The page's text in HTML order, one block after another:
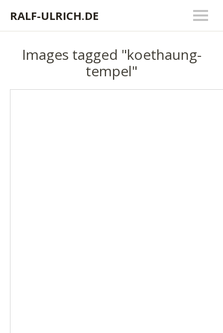
RALF-ULRICH.DE
Images tagged "koethaung-
tempel"